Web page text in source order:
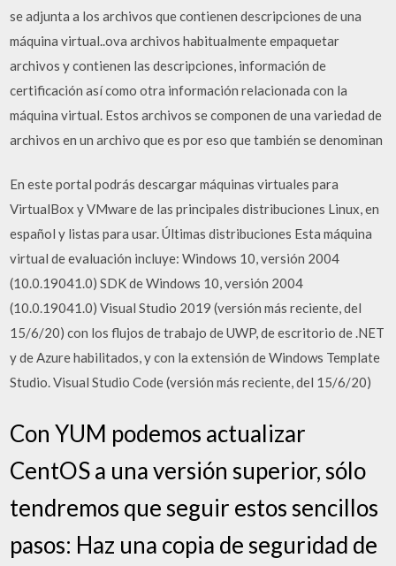
se adjunta a los archivos que contienen descripciones de una
máquina virtual..ova archivos habitualmente empaquetar
archivos y contienen las descripciones, información de
certificación así como otra información relacionada con la
máquina virtual. Estos archivos se componen de una variedad de
archivos en un archivo que es por eso que también se denominan
En este portal podrás descargar máquinas virtuales para
VirtualBox y VMware de las principales distribuciones Linux, en
español y listas para usar. Últimas distribuciones Esta máquina
virtual de evaluación incluye: Windows 10, versión 2004
(10.0.19041.0) SDK de Windows 10, versión 2004
(10.0.19041.0) Visual Studio 2019 (versión más reciente, del
15/6/20) con los flujos de trabajo de UWP, de escritorio de .NET
y de Azure habilitados, y con la extensión de Windows Template
Studio. Visual Studio Code (versión más reciente, del 15/6/20)
Con YUM podemos actualizar
CentOS a una versión superior, sólo
tendremos que seguir estos sencillos
pasos: Haz una copia de seguridad de